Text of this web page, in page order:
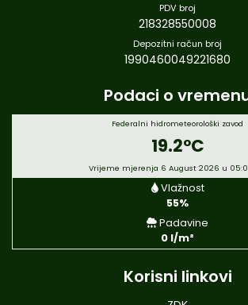
PDV broj
218328550008
Depozitni račun broj
1990460049221680
Podaci o
Federalni hidrometeorološki zavod
19.2°C
Vrijeme mjerenja 6 August 2026 u
Vlažnost
55%
Padavine
0 l/m²
Korisni linkovi